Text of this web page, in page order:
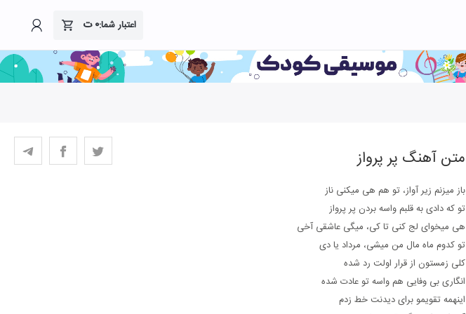
اعتبار شما:۰ت
متن آهنگ پر پرواز
باز میزنم زیر آواز، تو هم هی میکنی ناز
تو که دادی به قلبم واسه بردن پر پرواز
هی میخوای لج کنی تا کی، میگی عاشقی آخی
تو کدوم ماه مال من میشی، مرداد یا دی
کلی زمستون از قرار اولت رد شده
انگاری بی وفایی هم واسه تو عادت شده
اینهمه تقویمو برای دیدنت خط زدم